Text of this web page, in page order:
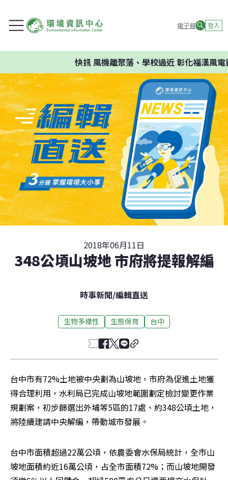
電子報 登入
快訊風機離聚落、學校過近 彰化福漢風電
2018年06月11日
348公頃山坡地 市府將提報解編
時事新聞/編輯直送
生物多樣性 生態保育 台中
台中市有72%土地被中央劃為山坡地，市府為促進土地獲
得合理利用，水利局已完成山坡地範圍劃定檢討變更作業
規劃案，初步篩選出外埔等5區的17處、約348公頃土地，
將陸續建請中央解編，帶動城市發展。
台中市面積超過22萬公頃，依農委會水保局統計，全市山
坡地面積約近16萬公頃，占全市面積72%；而山坡地開發